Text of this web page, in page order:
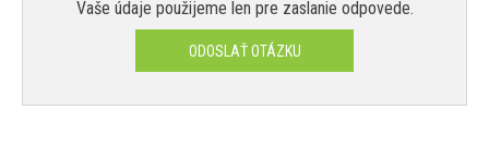
Vaše údaje použijeme len pre zaslanie odpovede.
ODOSLAŤ OTÁZKU